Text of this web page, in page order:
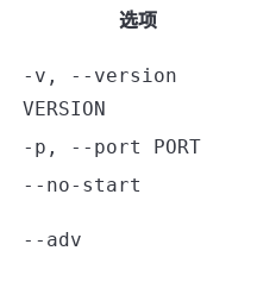
选项
-v, --version
VERSION
-p, --port PORT
--no-start
--adv